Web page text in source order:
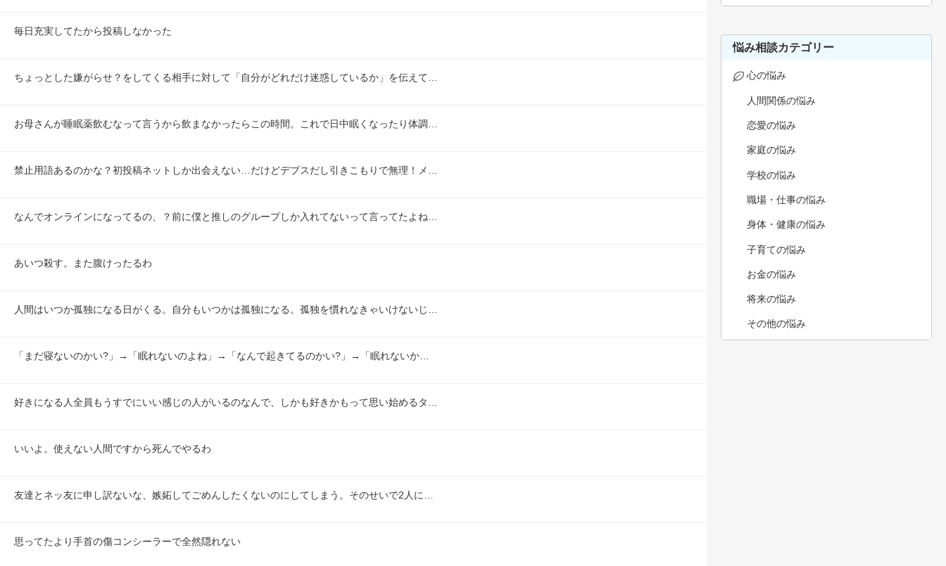
毎日充実してたから投稿しなかった
ちょっとした嫌がらせ？をしてくる相手に対して「自分がどれだけ迷惑しているか」を伝えて…
お母さんが睡眠薬飲むなって言うから飲まなかったらこの時間。これで日中眠くなったり体調…
禁止用語あるのかな？初投稿ネットしか出会えない…だけどデブスだし引きこもりで無理！メ…
なんでオンラインになってるの、？前に僕と推しのグループしか入れてないって言ってたよね…
あいつ殺す。また腹けったるわ
人間はいつか孤独になる日がくる。自分もいつかは孤独になる。孤独を慣れなきゃいけないじ…
「まだ寝ないのかい?」→「眠れないのよね」→「なんで起きてるのかい?」→「眠れないか…
好きになる人全員もうすでにいい感じの人がいるのなんで、しかも好きかもって思い始めるタ…
いいよ。使えない人間ですから死んでやるわ
友達とネッ友に申し訳ないな、嫉妬してごめんしたくないのにしてしまう。そのせいで2人に…
思ってたより手首の傷コンシーラーで全然隠れない
悩み相談カテゴリー
心の悩み
人間関係の悩み
恋愛の悩み
家庭の悩み
学校の悩み
職場・仕事の悩み
身体・健康の悩み
子育ての悩み
お金の悩み
将来の悩み
その他の悩み